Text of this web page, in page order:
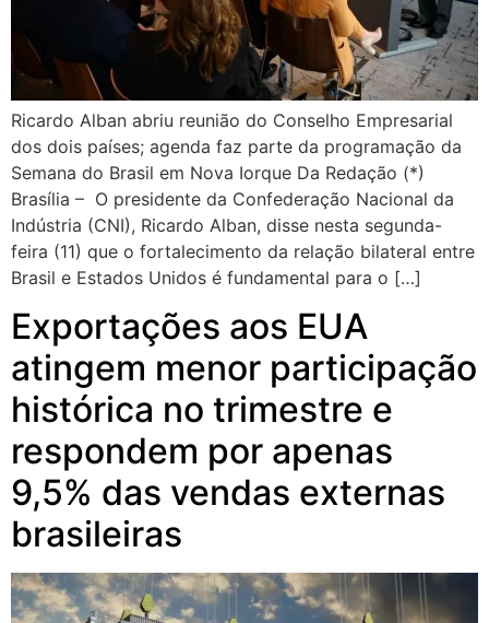
Ricardo Alban abriu reunião do Conselho Empresarial
dos dois países; agenda faz parte da programação da
Semana do Brasil em Nova Iorque Da Redação (*)
Brasília – O presidente da Confederação Nacional da
Indústria (CNI), Ricardo Alban, disse nesta segunda-
feira (11) que o fortalecimento da relação bilateral entre
Brasil e Estados Unidos é fundamental para o […]
Exportações aos EUA
atingem menor participação
histórica no trimestre e
respondem por apenas
9,5% das vendas externas
brasileiras